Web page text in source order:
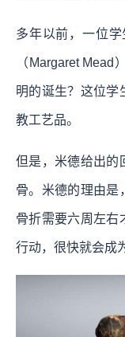
多年以前，一位
（Margaret
明的诞生？这位学
教工艺品。
但是，米德给出的
骨。米德的理由是
骨折需要六周左右
行动，很快就会成